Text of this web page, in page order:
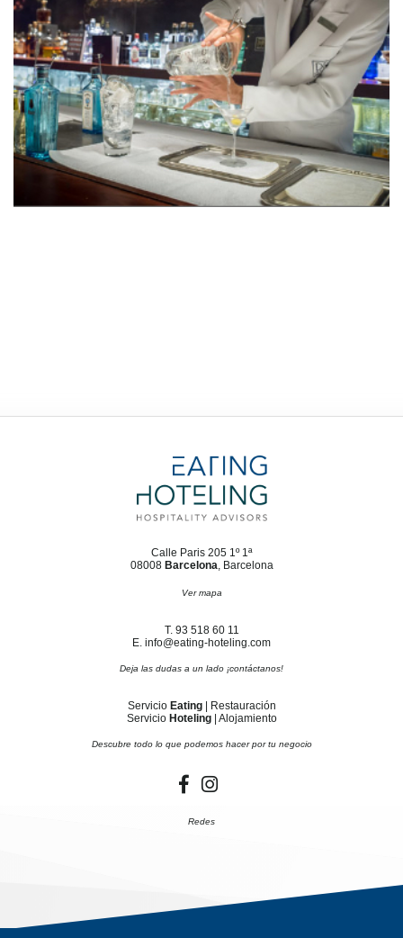
Calle Paris 205 1º 1ª
08008 Barcelona, Barcelona
Ver mapa
T. 93 518 60 11
E. info@eating-hoteling.com
Deja las dudas a un lado ¡contáctanos!
Servicio Eating| Restauración
Servicio Hoteling| Alojamiento
Descubre todo lo que podemos hacer por tu negocio
Redes